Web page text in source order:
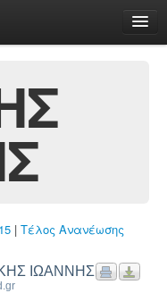
| Τέλος Ανανέωσης
ΙΩΑΝΝΗΣ